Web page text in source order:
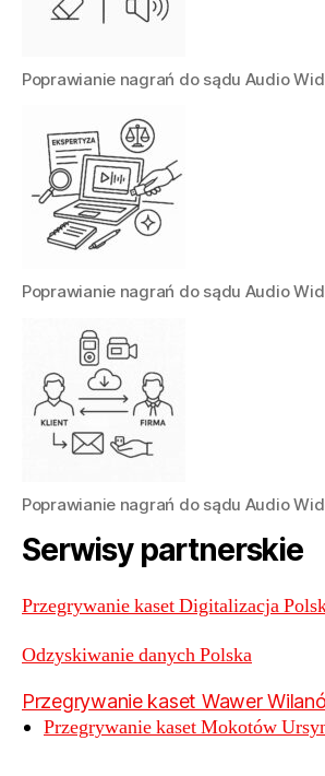
Poprawianie nagrań do sądu Audio
Poprawianie nagrań do sądu Audio
Poprawianie nagrań do sądu Audio
Serwisy partnerskie
Przegrywanie kaset Digitalizacja
Odzyskiwanie danych Polska
Przegrywanie kaset Wawer
Przegrywanie kaset Mokotów